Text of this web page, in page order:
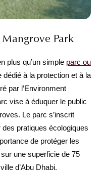
Park
plus qu’un simple parc ou
dédié à la protection et à la
par l’Environment
vise à éduquer le public
Le parc s’inscrit
pratiques écologiques
de protéger les
une superficie de 75
d’Abu Dhabi.